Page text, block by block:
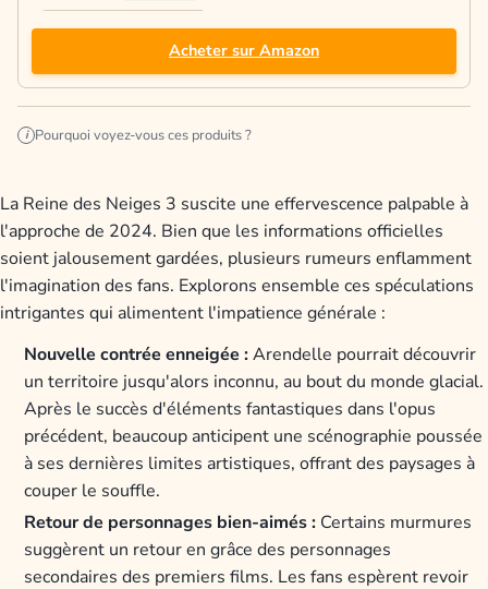
Acheter sur Amazon
i Pourquoi voyez-vous ces produits ?
La Reine des Neiges 3 suscite une effervescence palpable à
l'approche de 2024. Bien que les informations officielles
soient jalousement gardées, plusieurs rumeurs enflamment
l'imagination des fans. Explorons ensemble ces spéculations
intrigantes qui alimentent l'impatience générale :
Nouvelle contrée enneigée :Arendelle pourrait découvrir
un territoire jusqu'alors inconnu, au bout du monde glacial.
Après le succès d'éléments fantastiques dans l'opus
précédent, beaucoup anticipent une scénographie poussée
à ses dernières limites artistiques, offrant des paysages à
couper le souffle.
Retour de personnages bien-aimés : Certains murmures
suggèrent un retour en grâce des personnages
secondaires des premiers films. Les fans espèrent revoir